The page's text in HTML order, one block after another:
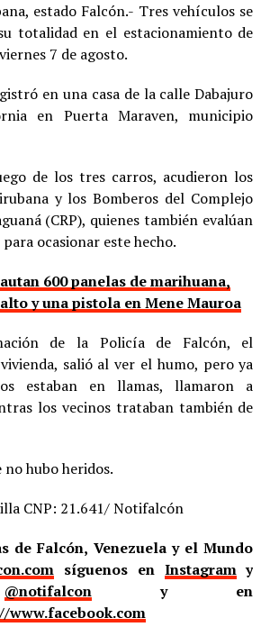
estado Falcón.- Tres vehículos se
totalidad en el estacionamiento de
7 de agosto.
en una casa de la calle Dabajuro
en Puerta Maraven, municipio
de los tres carros, acudieron los
y los Bomberos del Complejo
(CRP), quienes también evalúan
ocasionar este hecho.
600 panelas de marihuana,
y una pistola en Mene Mauroa
de la Policía de Falcón, el
salió al ver el humo, pero ya
estaban en llamas, llamaron a
los vecinos trataban también de
hubo heridos.
CNP: 21.641/ Notifalcón
de Falcón, Venezuela y el Mundo
síguenos en Instagramy
@notifalcony en
www.facebook.com